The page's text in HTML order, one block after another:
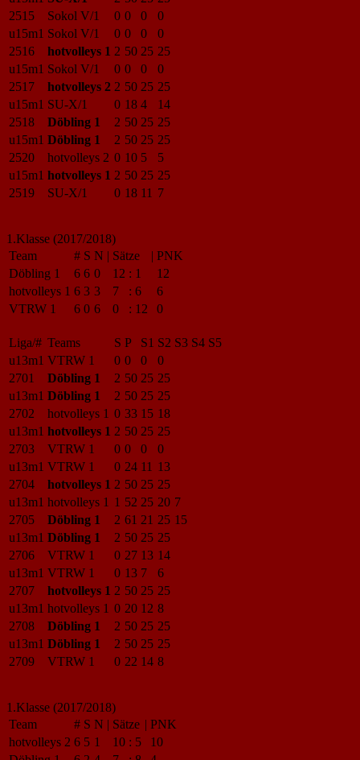
2515
Sokol V/1 0 0 0
0
u15m1 Sokol V/1 0 0 0
0
2516
hotvolleys 1 2 50 25 25
u15m1 Sokol V/1 0 0 0
0
2517
hotvolleys 2 2 50 25 25
u15m1 SU-X/1 0 18 4
14
2518
Döbling 1 2 50 25 25
u15m1 Döbling 1 2 50 25 25
2520
hotvolleys 2 0 10 5
5
u15m1 hotvolleys 1 2 50 25 25
2519
SU-X/1 0 18 11 7
1.Klasse (2017/2018)
Team
# S N | Sätze | PNK
Döbling 1
6 6 0 12 : 1
12
hotvolleys 1 6 3 3 7 : 6
6
VTRW 1
6 0 6 0 : 12 0
Liga/# Teams S P S1 S2 S3 S4 S5
u13m1 VTRW 1 0 0 0
0
2701
Döbling 1 2 50 25 25
u13m1 Döbling 1 2 50 25 25
2702
hotvolleys 1 0 33 15 18
u13m1 hotvolleys 1 2 50 25 25
2703
VTRW 1 0 0 0
0
u13m1 VTRW 1 0 24 11 13
2704
hotvolleys 1 2 50 25 25
u13m1 hotvolleys 1 1 52 25 20 7
2705
Döbling 1 2 61 21 25 15
u13m1 Döbling 1 2 50 25 25
2706
VTRW 1 0 27 13 14
u13m1 VTRW 1 0 13 7
6
2707
hotvolleys 1 2 50 25 25
u13m1 hotvolleys 1 0 20 12 8
2708
Döbling 1 2 50 25 25
u13m1 Döbling 1 2 50 25 25
2709
VTRW 1 0 22 14 8
1.Klasse (2017/2018)
Team
# S N | Sätze | PNK
hotvolleys 2 6 5 1 10 : 5
10